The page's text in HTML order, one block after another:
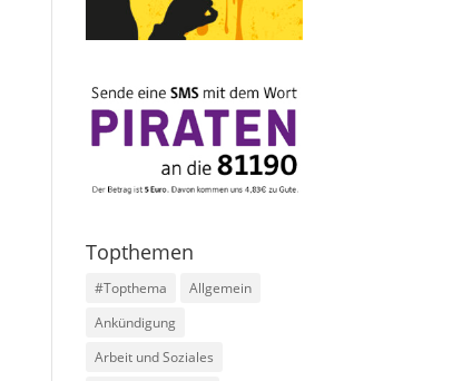
Topthemen
#Topthema
Allgemein
Ankündigung
Arbeit und Soziales